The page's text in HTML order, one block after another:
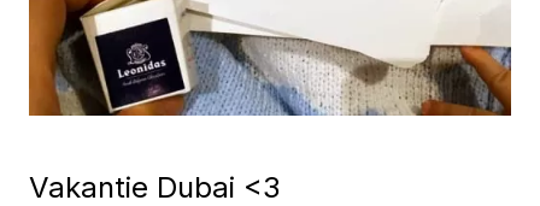
Vakantie Dubai <3